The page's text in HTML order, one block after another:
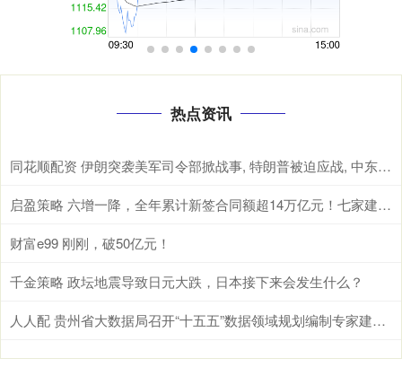
热点资讯
同花顺配资 伊朗突袭美军司令部掀战事, 特朗普被迫应战, 中东局势走向何方?
启盈策略 六增一降，全年累计新签合同额超14万亿元！七家建筑央企成绩单来了
财富e99 刚刚，破50亿元！
千金策略 政坛地震导致日元大跌，日本接下来会发生什么？
人人配 贵州省大数据局召开“十五五”数据领域规划编制专家建言座谈会